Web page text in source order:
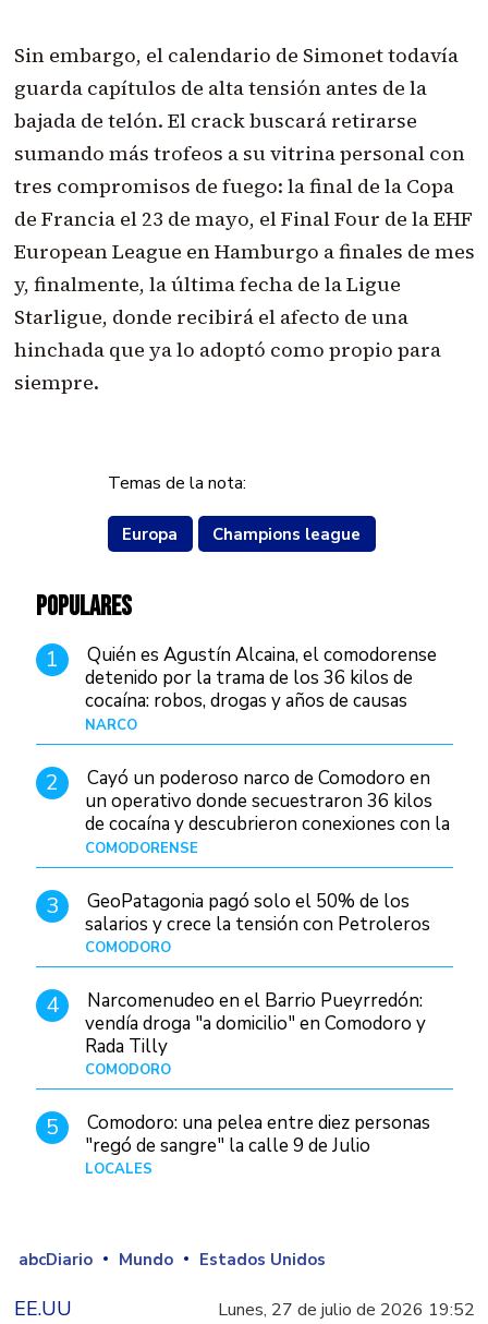
Sin embargo, el calendario de Simonet todavía
guarda capítulos de alta tensión antes de la
bajada de telón. El crack buscará retirarse
sumando más trofeos a su vitrina personal con
tres compromisos de fuego: la final de la Copa
de Francia el 23 de mayo, el Final Four de la EHF
European League en Hamburgo a finales de mes
y, finalmente, la última fecha de la Ligue
Starligue, donde recibirá el afecto de una
hinchada que ya lo adoptó como propio para
siempre.
Temas de la nota:
Europa Champions league
POPULARES
1
Quién es Agustín Alcaina, el comodorense
detenido por la trama de los 36 kilos de
cocaína: robos, drogas y años de causas
judiciales
NARCO
2
Cayó un poderoso narco de Comodoro en
un operativo donde secuestraron 36 kilos
de cocaína y descubrieron conexiones con la
Patagonia
COMODORENSE
3
GeoPatagonia pagó solo el 50% de los
salarios y crece la tensión con Petroleros
COMODORO
4
Narcomenudeo en el Barrio Pueyrredón:
vendía droga "a domicilio" en Comodoro y
Rada Tilly
COMODORO
5
Comodoro: una pelea entre diez personas
"regó de sangre" la calle 9 de Julio
LOCALES
abcDiario Mundo Estados Unidos
EE.UU Lunes, 27 de julio de 2026 19:52